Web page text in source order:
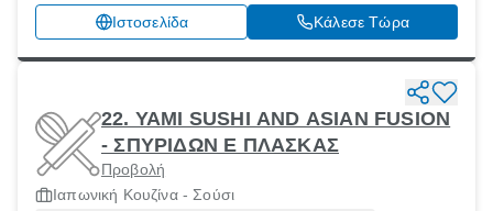
Ιστοσελίδα
Κάλεσε Τώρα
22. YAMI SUSHI AND ASIAN FUSION
- ΣΠΥΡΙΔΩΝ Ε ΠΛΑΣΚΑΣ
Προβολή
Ιαπωνική Κουζίνα - Σούσι